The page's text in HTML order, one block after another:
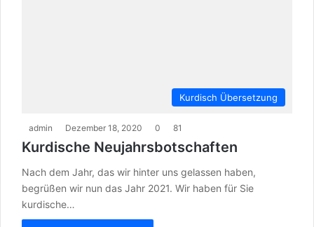
Kurdisch Übersetzung
admin Dezember 18, 2020 0 81
Kurdische Neujahrsbotschaften
Nach dem Jahr, das wir hinter uns gelassen haben,
begrüßen wir nun das Jahr 2021. Wir haben für Sie
kurdische…